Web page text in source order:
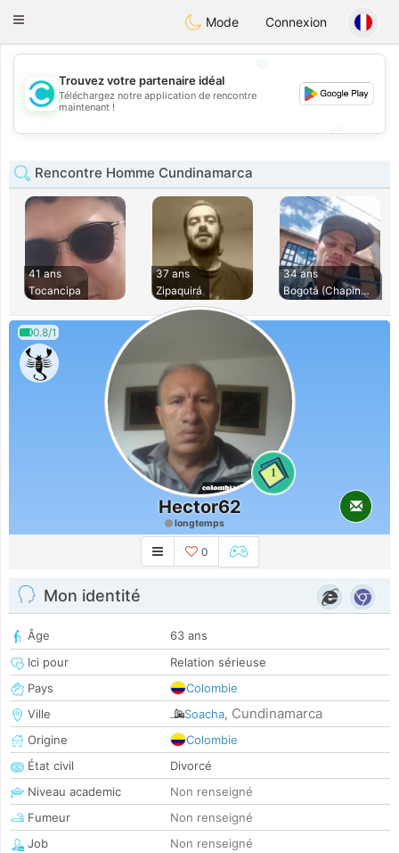
olombiaCitas
Toggle
Mode Connexion
💖
💕
Trouvez votre partenaire idéal
Téléchargez notre application de rencontre
maintenant !
Rencontre Homme Cundinamarca
41 ans
Tocancipa
37 ans
Zipaquirá
34 ans
Bogotá (Chapinero)
0.8/1
1
Hector62
longtemps
0
Mon identité
Âge
63 ans
Ici pour
Relation sérieuse
Pays
Colombie
Ville
Soacha, Cundinamarca
Origine
Colombie
État civil
Divorcé
Niveau academic
Non renseigné
Fumeur
Non renseigné
Job
Non renseigné